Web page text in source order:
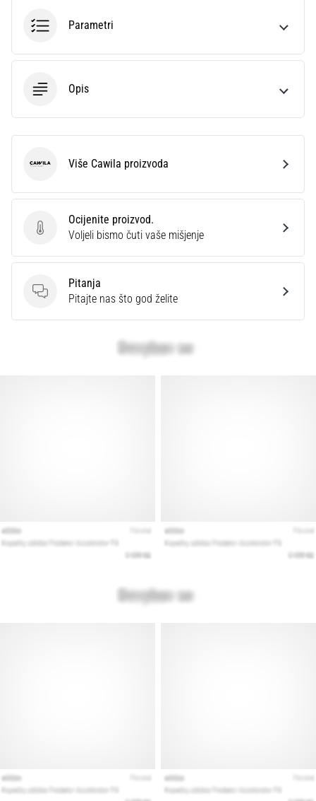
Parametri
Opis
Ocijenite proizvod.
Ocijenite proizvod.
Voljeli bismo čuti vaše mišjenje
Pitanja
Pitanja
Pitajte nas što god želite
Cawila Više Cawila proizvoda